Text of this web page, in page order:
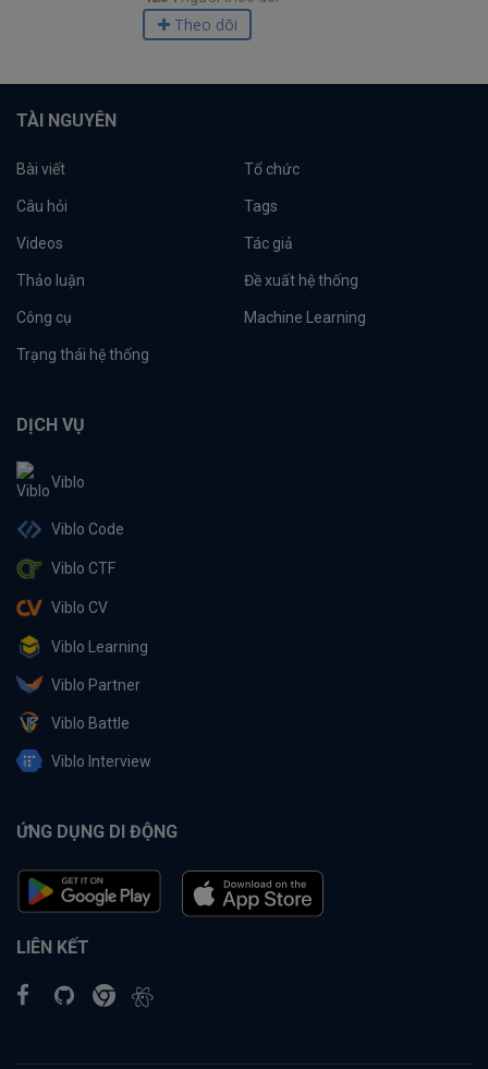
Theo dõi
TÀI NGUYÊN
Bài viết Tổ chức
Câu hỏi Tags
Videos Tác giả
Thảo luận Đề xuất hệ thống
Công cụ Machine Learning
Trạng thái hệ thống
DỊCH VỤ
Viblo
Viblo Code
Viblo CTF
Viblo CV
Viblo Learning
Viblo Partner
Viblo Battle
Viblo Interview
ỨNG DỤNG DI ĐỘNG
LIÊN KẾT